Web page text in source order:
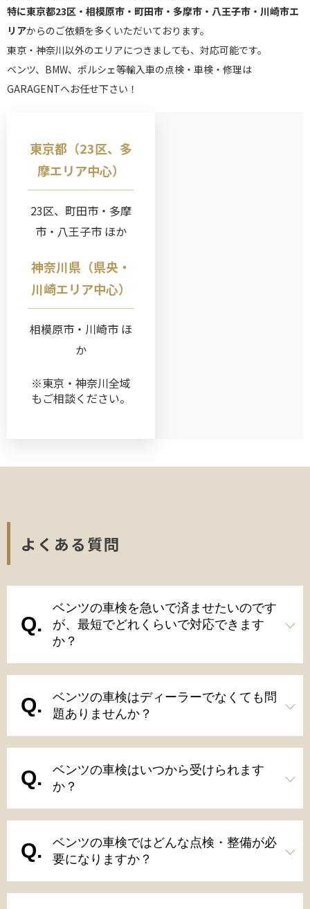
特に東京都23区・相模原市・町田市・多摩市・八王子市・川崎市エ
リアからのご依頼を多くいただいております。
東京・神奈川以外のエリアにつきましても、対応可能です。
ベンツ、BMW、ポルシェ等輸入車の点検・車検・修理は
GARAGENTへお任せ下さい！
東京都（23区、多
摩エリア中心）
23区、町田市・多摩
市・八王子市 ほか
神奈川県（県央・
川崎エリア中心）
相模原市・川崎市 ほ
か
※東京・神奈川全域
もご相談ください。
よくある質問
ベンツの車検を急いで済ませたいのです
が、最短でどれくらいで対応できます
か？
ベンツの車検はディーラーでなくても問
題ありませんか？
ベンツの車検はいつから受けられます
か？
ベンツの車検ではどんな点検・整備が必
要になりますか？